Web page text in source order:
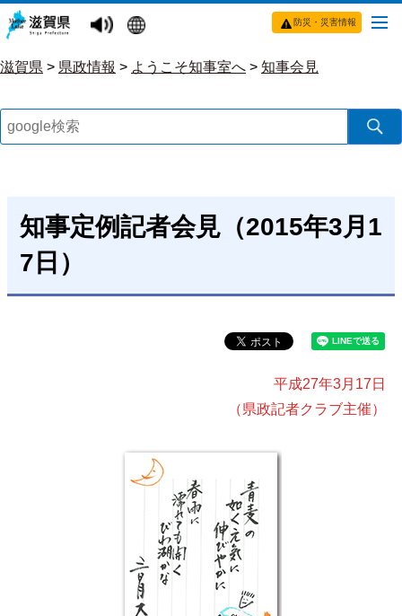
防災・災害情報
滋賀県 > 県政情報 > ようこそ知事室へ > 知事会見
知事定例記者会見（2015年3月1
7日）
平成27年3月17日
（県政記者クラブ主催）